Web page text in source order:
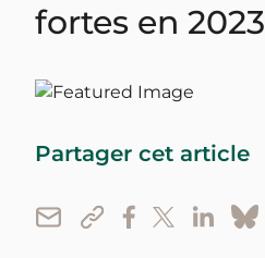
fortes en 2023
Partager cet article